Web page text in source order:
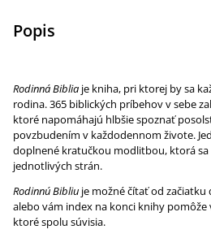
Popis
Rodinná Biblia je kniha, pri ktorej by sa
rodina. 365 biblických príbehov v sebe
ktoré napomáhajú hlbšie spoznať
povzbudením v každodennom živote.
doplnené kratučkou modlitbou, ktorá sa
jednotlivých strán.
Rodinnú Bibliu je možné čítať od
alebo vám index na konci knihy
ktoré spolu súvisia.